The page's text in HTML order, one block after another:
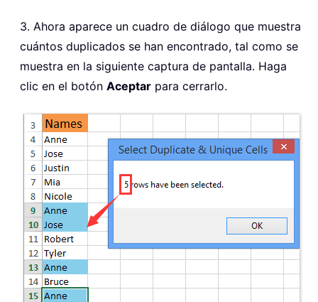
3. Ahora aparece un cuadro de diálogo que muestra
cuántos duplicados se han encontrado, tal como se
muestra en la siguiente captura de pantalla. Haga
clic en el botón Aceptar para cerrarlo.